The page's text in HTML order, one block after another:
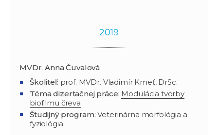
2019
MVDr. Anna Čuvalová
Školiteľ: prof. MVDr. Vladimír Kmeť, DrSc.
Téma dizertačnej práce: Modulácia tvorby
biofilmu čreva
Študijný program: Veterinárna morfológia a
fyziológia